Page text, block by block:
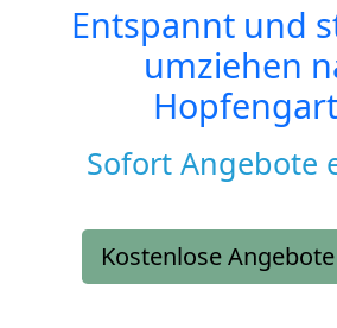
Entspannt und
umziehen
Sofort Angebote
Kostenlose